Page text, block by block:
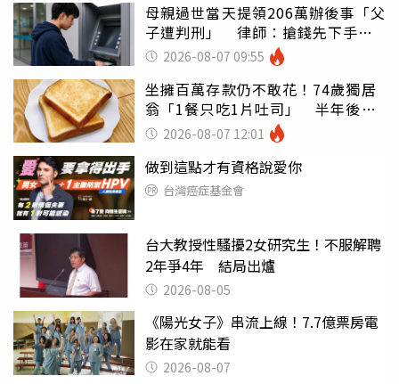
母親過世當天提領206萬辦後事「父
子遭判刑」 律師：搶錢先下手是
罪 2026-08-07 09:55
坐擁百萬存款仍不敢花！74歲獨居
翁「1餐只吃1片吐司」 半年後暴
瘦嚇壞女兒
2026-08-07 12:01
做到這點才有資格說愛你
台灣癌症基金會
台大教授性騷擾2女研究生！不服解聘
2年爭4年 結局出爐
2026-08-05
《陽光女子》串流上線！7.7億票房電
影在家就能看
2026-08-07